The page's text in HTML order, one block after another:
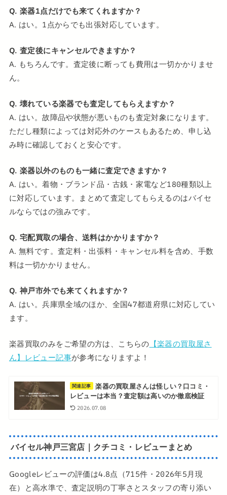
Q. 楽器1点だけでも来てくれますか？
A. はい。1点からでも出張対応しています。
Q. 査定後にキャンセルできますか？
A. もちろんです。査定後に断っても費用は一切かかりませ
ん。
Q. 壊れている楽器でも査定してもらえますか？
A. はい。故障品や状態が悪いものも査定対象になります。
ただし種類によっては対応外のケースもあるため、申し込
み時に確認しておくと安心です。
Q. 楽器以外のものも一緒に査定できますか？
A. はい。着物・ブランド品・古銭・家電など180種類以上
に対応しています。まとめて査定してもらえるのはバイセ
ルならではの強みです。
Q. 宅配買取の場合、送料はかかりますか？
A. 無料です。査定料・出張料・キャンセル料を含め、手数
料は一切かかりません。
Q. 神戸市外でも来てくれますか？
A. はい。兵庫県全域のほか、全国47都道府県に対応してい
ます。
楽器買取のみをご希望の方は、こちらの 【楽器の買取屋さ
ん】レビュー記事が参考になりますよ！
関連記事
楽器の買取屋さんは怪しい？口コミ・
レビューは本当？査定額は高いのか徹底検証
2026.07.08
バイセル神戸三宮店｜クチコミ・レビューまとめ
Googleレビューの評価は4.8点（715件・2026年5月現
在）と高水準で、査定説明の丁寧さとスタッフの寄り添い